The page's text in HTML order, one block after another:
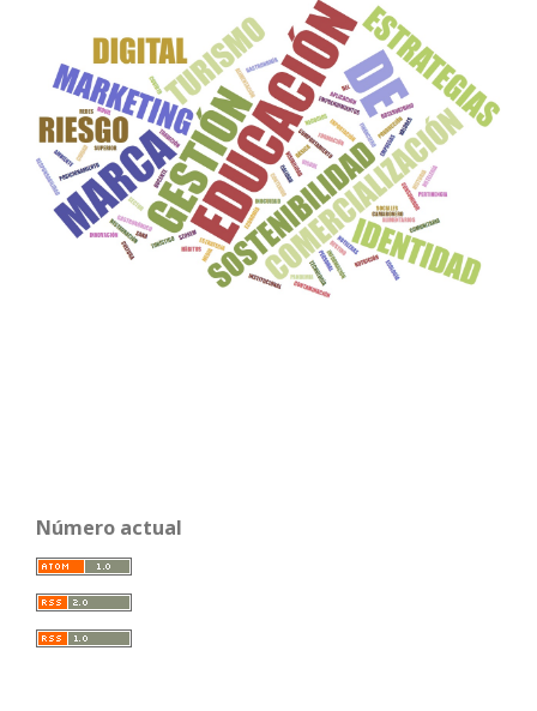
Número actual